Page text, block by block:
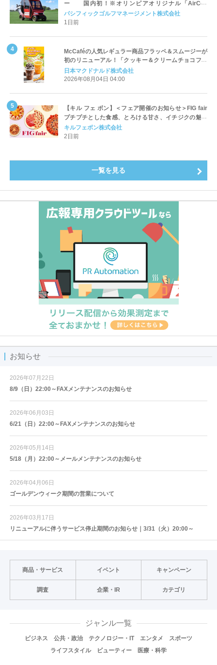
ー 国内初！※オリンピアオリジナル「AirCon
Cart（エアコンカート）」導入 | ＰＧＭ
パシフィックゴルフマネージメント株式会社
1日前
McCaféの人気レギュラー商品フラッペ＆スムージーが
初のリニューアル！「クッキー＆クリームチョコフラ
ッペ」「マンゴースムージー」8月5日（水）から販売
開始
日本マクドナルド株式会社
2026年08月04日 04:00
【キル フェ ボン】＜フェア開催のお知らせ＞FIG fair
プチプチとした食感、とろける甘さ、イチジクの魅力
をたっぷりと。新作を含め、イチジク尽くしの全4種が
登場8月20日（木）スタート
キルフェボン株式会社
2日前
一覧を見る
お知らせ
2026年07月22日
8/9（日）22:00～FAXメンテナンスのお知らせ
2026年06月03日
6/21（日）22:00～FAXメンテナンスのお知らせ
2026年05月14日
5/18（月）22:00～メールメンテナンスのお知らせ
2026年04月06日
ゴールデンウィーク期間の営業について
2026年03月17日
リニューアルに伴うサービス停止期間のお知らせ｜3/31（火）20:00～
商品・サービス イベント キャンペーン
調査 企業・IR カテゴリ
ジャンル一覧
ビジネス 公共・政治 テクノロジー・IT エンタメ
スポーツ
ライフスタイル
ビューティー 医療・科学